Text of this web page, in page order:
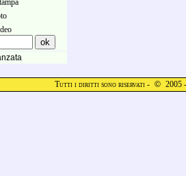
Tutti i diritti sono riservati - © 2005